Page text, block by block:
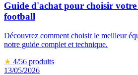
Guide d'achat pour choisir votre
football
Découvrez comment choisir le meilleur
notre guide complet et technique.
★ 4/56 produits
13/05/2026